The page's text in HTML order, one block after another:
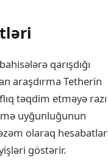
qarışdığı
araşdırma Tetherin
təqdim etməyə razı
uyğunluğunun
olaraq hesabatlar
göstərir.